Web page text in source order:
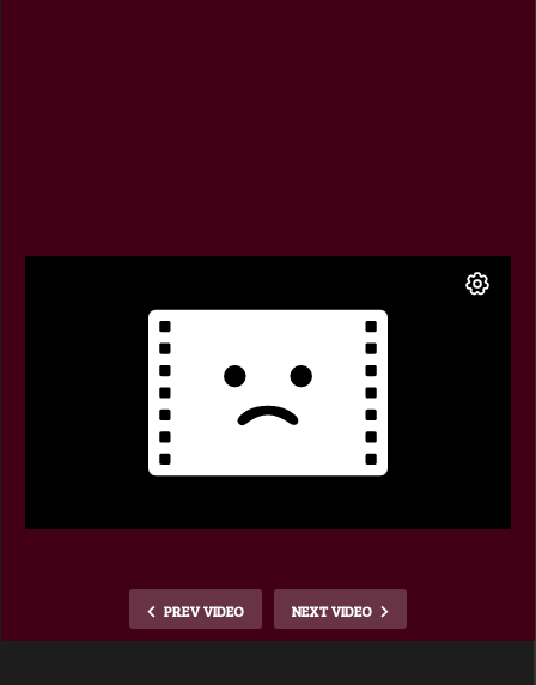
PREV VIDEO NEXT VIDEO